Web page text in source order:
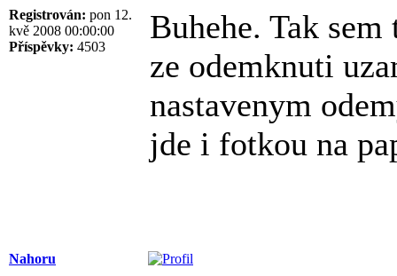
Registrován: pon 12.
kvě 2008 00:00:00
Příspěvky: 4503
Buhehe. Tak
ze odemknuti
nastavenym
jde i fotkou na
Nahoru